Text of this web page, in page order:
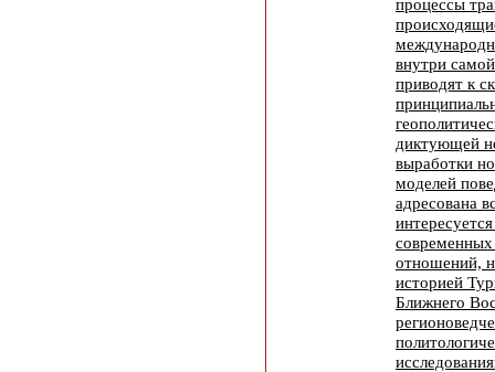
процессы
внутри
приводят к
диктующей
выработки
моделей
адресована
отношений,
историей
Ближнего